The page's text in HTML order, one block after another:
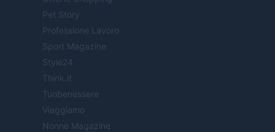
Pet Story
Professione Lavoro
Sport Magazine
Style24
Think.it
Tuobenessere
Viaggiamo
Nonne Magazine